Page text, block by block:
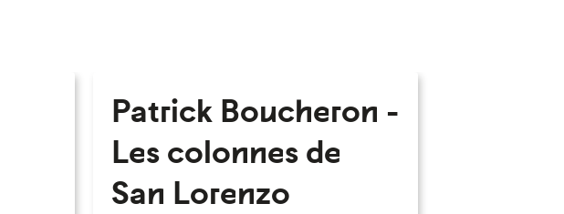
Patrick Boucheron -
Les colonnes de
San Lorenzo